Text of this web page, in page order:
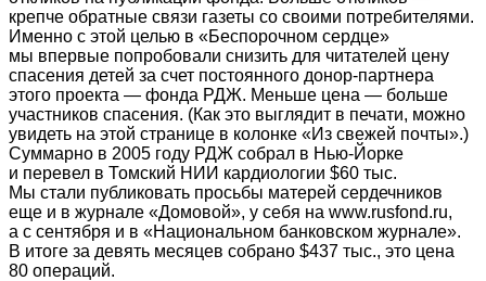
крепче обратные связи газеты со своими потребителями.
Именно с этой целью в «Беспорочном сердце»
мы впервые попробовали снизить для читателей цену
спасения детей за счет постоянного донор-партнера
этого проекта — фонда РДЖ. Меньше цена — больше
участников спасения. (Как это выглядит в печати, можно
увидеть на этой странице в колонке «Из свежей почты».)
Суммарно в 2005 году РДЖ собрал в Нью-Йорке
и перевел в Томский НИИ кардиологии $60 тыс.
Мы стали публиковать просьбы матерей сердечников
еще и в журнале «Домовой», у себя на www.rusfond.ru,
а с сентября и в «Национальном банковском журнале».
В итоге за девять месяцев собрано $437 тыс., это цена
80 операций.